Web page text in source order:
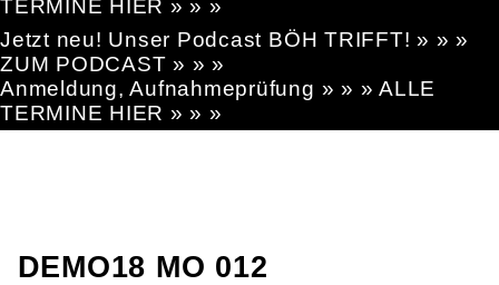
TERMINE HIER » » »
Jetzt neu! Unser Podcast BÖH TRIFFT! » » »
ZUM PODCAST » » »
Anmeldung, Aufnahmeprüfung » » » ALLE
TERMINE HIER » » »
DEMO18 MO 012